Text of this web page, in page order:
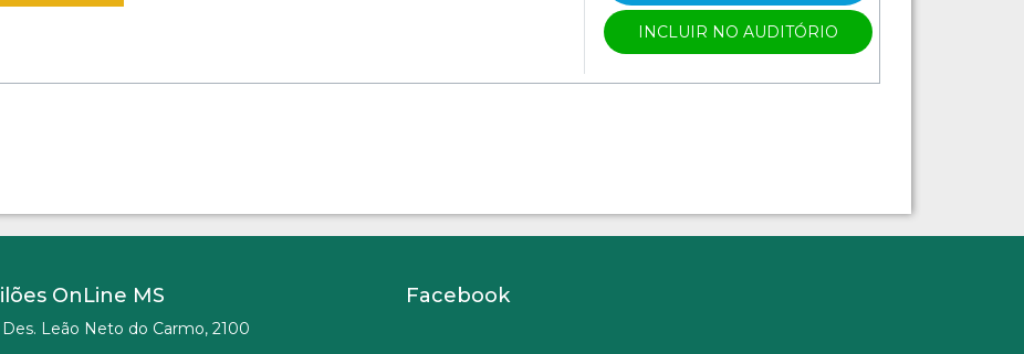
INCLUIR NO AUDITÓRIO
OnLine MS
Des. Leão Neto do Carmo, 2100
Facebook